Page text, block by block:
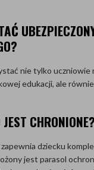
nie tylko uczniowie
edukacji, ale
CHRONIONE?
dziecku
jest parasol